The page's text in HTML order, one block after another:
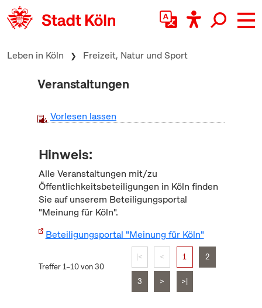
zum Inhalt springen
Leben in Köln Freizeit, Natur und Sport
Veranstaltungen
Vorlesen lassen
Hinweis:
Alle Veranstaltungen mit/zu
Öffentlichkeitsbeteiligungen in Köln finden
Sie auf unserem Beteiligungsportal
"Meinung für Köln".
Beteiligungsportal "Meinung für Köln"
Treffer 1–10 von 30
|< < 1 2
3 > >|